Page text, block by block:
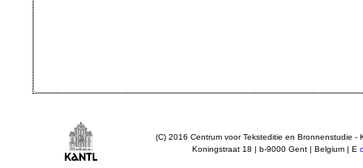
(C) 2016 Centrum voor Teksteditie en Bronnenstudie
Koningstraat 18 | b-9000 Gent | Belgium | E